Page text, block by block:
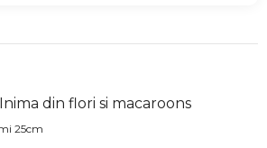
din flori si macaroons
25cm